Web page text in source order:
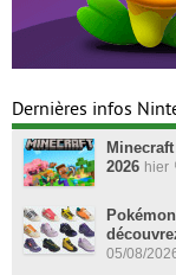
Dernières infos
2026 hier
05/08/